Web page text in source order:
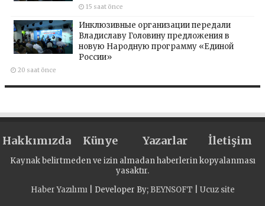
15 saat önce
Инклюзивные организации передали
Владиславу Головину предложения в
новую Народную программу «Единой
России»
20 saat önce
Hakkımızda Künye Yazarlar İletişim
Kaynak belirtmeden ve izin almadan haberlerin kopyalanması
yasaktır.
Haber Yazılımı| Developer By; BEYNSOFT Ucuz site